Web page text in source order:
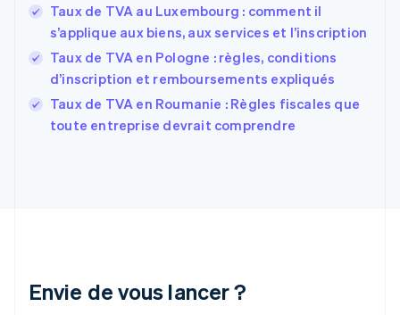
Taux de TVA au Luxembourg : comment il
s’applique aux biens, aux services et l’inscription
Taux de TVA en Pologne : règles, conditions
d’inscription et remboursements expliqués
Taux de TVA en Roumanie : Règles fiscales que
toute entreprise devrait comprendre
Envie de vous lancer ?
États-Unis
EnglishEspañol简体中文
Finlande
English Svenska
FrançaisEnglish
Gibraltar
English
Italie